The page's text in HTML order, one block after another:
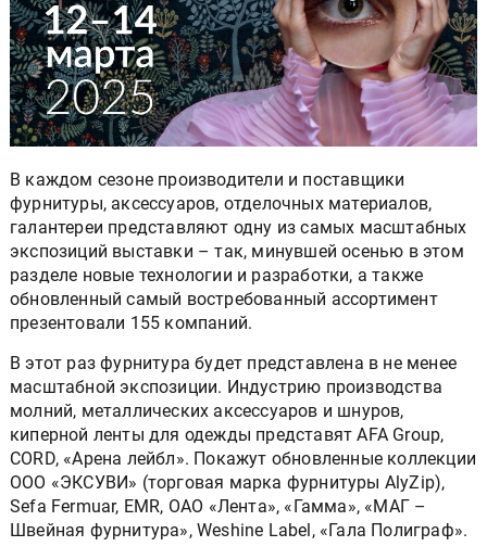
В каждом сезоне производители и поставщики
фурнитуры, аксессуаров, отделочных материалов,
галантереи представляют одну из самых масштабных
экспозиций выставки – так, минувшей осенью в этом
разделе новые технологии и разработки, а также
обновленный самый востребованный ассортимент
презентовали 155 компаний.
В этот раз фурнитура будет представлена в не менее
масштабной экспозиции. Индустрию производства
молний, металлических аксессуаров и шнуров,
киперной ленты для одежды представят АFA Group,
CORD, «Арена лейбл». Покажут обновленные коллекции
ООО «ЭКСУВИ» (торговая марка фурнитуры AlyZip),
Sefa Fermuar, EMR, ОАО «Лента», «Гамма», «МАГ –
Швейная фурнитура», Weshine Label, «Гала Полиграф».